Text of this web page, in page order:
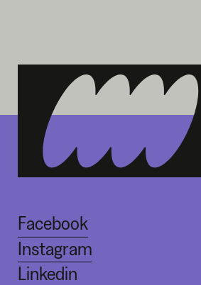
Facebook
Instagram
Linkedin